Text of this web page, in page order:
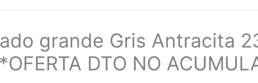
grande Gris Antracita
DTO NO